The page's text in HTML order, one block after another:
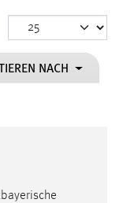
NACH
Einverständnis-